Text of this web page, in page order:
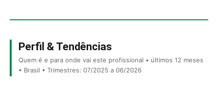
Perfil & Tendências
Quem é e para onde vai este profissional • últimos 12 meses
• Brasil • Trimestres: 07/2025 a 06/2026